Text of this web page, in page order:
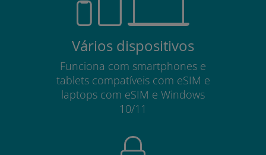
Vários dispositivos
Funciona com smartphones e
tablets compatíveis com eSIM e
laptops com eSIM e Windows
10/11